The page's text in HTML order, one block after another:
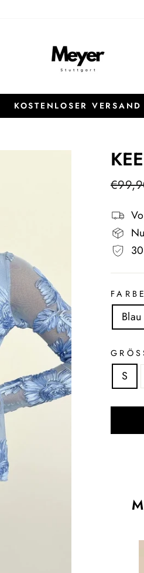
Pause
KOSTENLOSER VERSAND
FARBE
Blau
S